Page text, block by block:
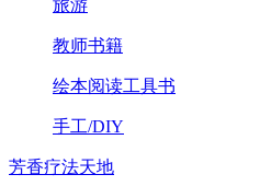
旅游
教师书籍
绘本阅读工具书
手工/DIY
芳香疗法天地